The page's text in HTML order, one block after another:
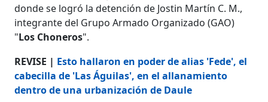
donde se logró la detención de Jostin Martín C. M.,
integrante del Grupo Armado Organizado (GAO)
"Los Choneros".
REVISE | Esto hallaron en poder de alias 'Fede', el
cabecilla de 'Las Águilas', en el allanamiento
dentro de una urbanización de Daule